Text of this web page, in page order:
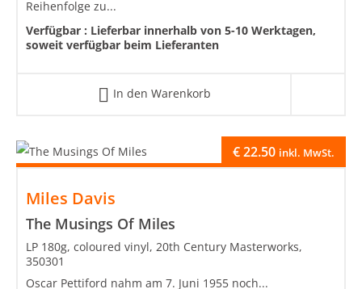
Reihenfolge zu...
Verfügbar : Lieferbar innerhalb von 5-10 Werktagen,
soweit verfügbar beim Lieferanten
In den Warenkorb
Miles Davis
The Musings Of Miles
€22.50 inkl. MwSt.
LP 180g, coloured vinyl, 20th Century Masterworks,
350301
Oscar Pettiford nahm am 7. Juni 1955 noch...